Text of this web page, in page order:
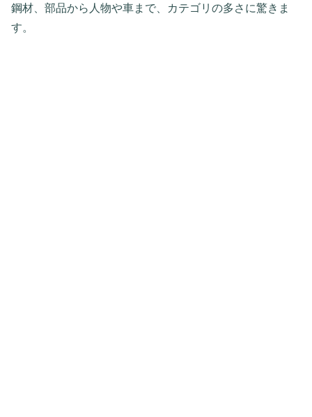
鋼材、部品から人物や車まで、カテゴリの多さに驚きま
す。